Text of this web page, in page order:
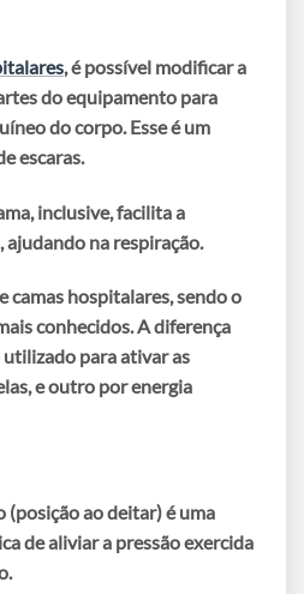
, é possível modificar a
do equipamento para
do corpo. Esse é um
escaras.
inclusive, facilita a
ajudando na respiração.
camas hospitalares, sendo o
conhecidos. A diferença
para ativar as
e outro por energia
(posição ao deitar) é uma
de aliviar a pressão exercida